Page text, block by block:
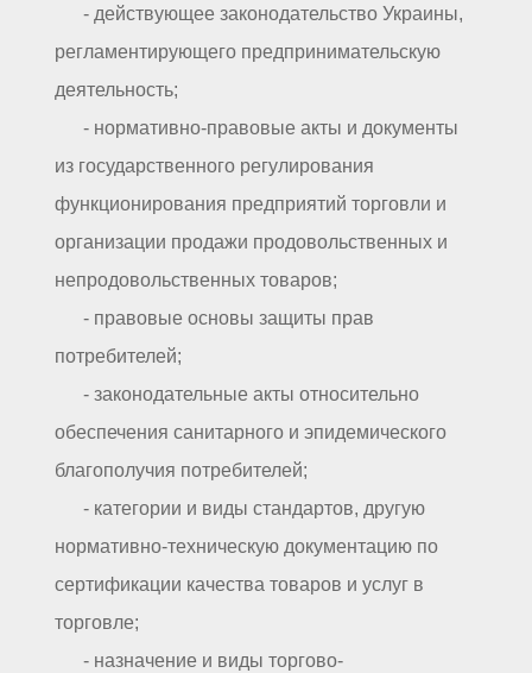
- действующее законодательство Украины,
регламентирующего предпринимательскую
деятельность;
- нормативно-правовые акты и документы
из государственного регулирования
функционирования предприятий торговли и
организации продажи продовольственных и
непродовольственных товаров;
- правовые основы защиты прав
потребителей;
- законодательные акты относительно
обеспечения санитарного и эпидемического
благополучия потребителей;
- категории и виды стандартов, другую
нормативно-техническую документацию по
сертификации качества товаров и услуг в
торговле;
- назначение и виды торгово-